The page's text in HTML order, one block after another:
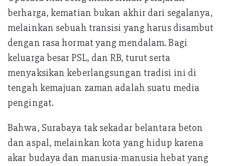
berharga, kematian bukan akhir dari segalanya,
melainkan sebuah transisi yang harus disambut
dengan rasa hormat yang mendalam. Bagi
keluarga besar PSL, dan RB, turut serta
menyaksikan keberlangsungan tradisi ini di
tengah kemajuan zaman adalah suatu media
pengingat.
Bahwa, Surabaya tak sekadar belantara beton
dan aspal, melainkan kota yang hidup karena
akar budaya dan manusia-manusia hebat yang